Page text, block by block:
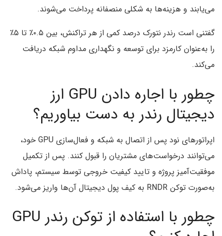
می‌یابند و هزینه‌ها به شکلی منصفانه پرداخت می‌شوند.
گفتنی است رندر نتورک درصد کمی از هر تراکنش، بین ۰.۵٪ تا ۵٪
را به‌عنوان کارمزد برای توسعه و نگهداری مداوم شبکه دریافت
می‌کند.
چطور با اجاره دادن GPU ارز
دیجیتال رندر به دست بیاوریم؟
اپراتورهای نود پس از اتصال به شبکه و فعال‌سازی GPU خود،
می‌توانند درخواست‌های مشتریان را قبول کنند. پس از تکمیل
موفقیت‌آمیز پروژه و تایید کیفیت خروجی توسط سیستم، پاداش
به‌صورت توکن RNDR به کیف پول دیجیتال آن‌ها واریز می‌شود.
چطور با استفاده از توکن رندر GPU